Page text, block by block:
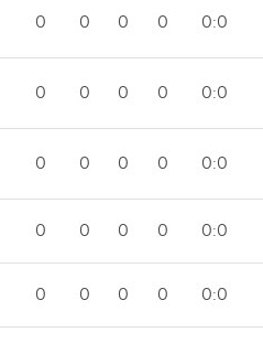
0 0 0 0 0:0
0 0 0 0 0:0
0 0 0 0 0:0
0 0 0 0 0:0
0 0 0 0 0:0